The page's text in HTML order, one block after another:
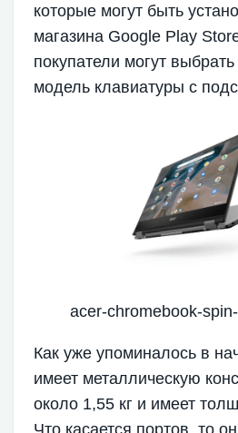
которые могут быть
магазина Google Play
покупатели могут
модель клавиатуры с
acer-chromebook-
Как уже упоминалось в
имеет металлическую
около 1,55 кг и имеет